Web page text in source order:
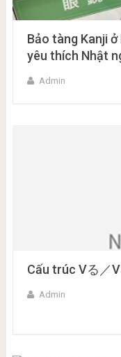
Bảo tàng Kanji
yêu thích Nhật
Admin
Cấu trúc Vる／
Admin